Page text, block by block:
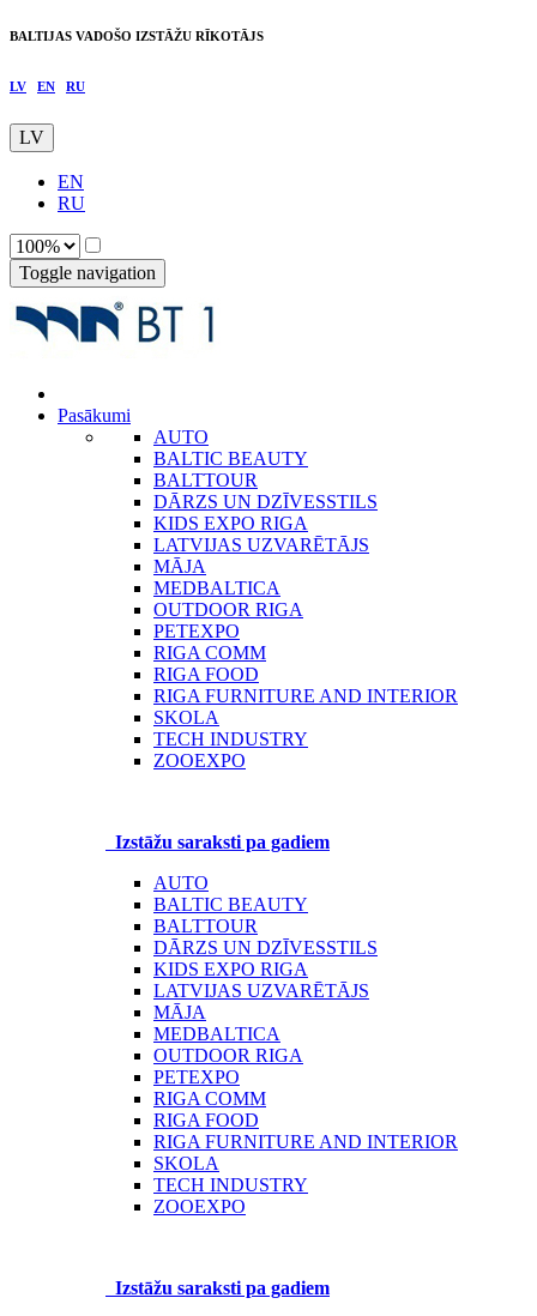
BALTIJAS VADOŠO IZSTĀŽU RĪKOTĀJS
LV EN RU
LV
EN
RU
Toggle navigation
Pasākumi
AUTO
BALTIC BEAUTY
BALTTOUR
DĀRZS UN DZĪVESSTILS
KIDS EXPO RIGA
LATVIJAS UZVARĒTĀJS
MĀJA
MEDBALTICA
OUTDOOR RIGA
PETEXPO
RIGA COMM
RIGA FOOD
RIGA FURNITURE AND INTERIOR
SKOLA
TECH INDUSTRY
ZOOEXPO
Izstāžu saraksti pa gadiem
AUTO
BALTIC BEAUTY
BALTTOUR
DĀRZS UN DZĪVESSTILS
KIDS EXPO RIGA
LATVIJAS UZVARĒTĀJS
MĀJA
MEDBALTICA
OUTDOOR RIGA
PETEXPO
RIGA COMM
RIGA FOOD
RIGA FURNITURE AND INTERIOR
SKOLA
TECH INDUSTRY
ZOOEXPO
Izstāžu saraksti pa gadiem